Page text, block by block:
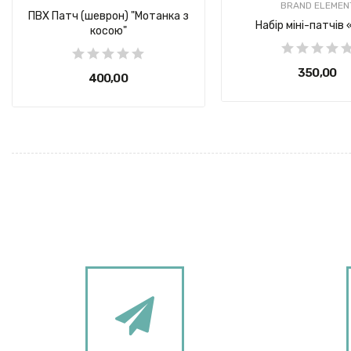
ПВХ Патч (шеврон) "Мотанка з
косою"
400,00 ₴
BRAND
Набір міні-патчів
350,00 ₴
BRAND ELEMENT
BRAND ELEMENT